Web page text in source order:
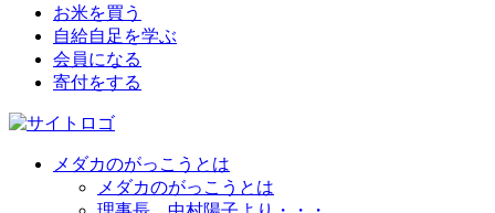
お米を買う
自給自足を学ぶ
会員になる
寄付をする
メダカのがっこうとは
メダカのがっこうとは